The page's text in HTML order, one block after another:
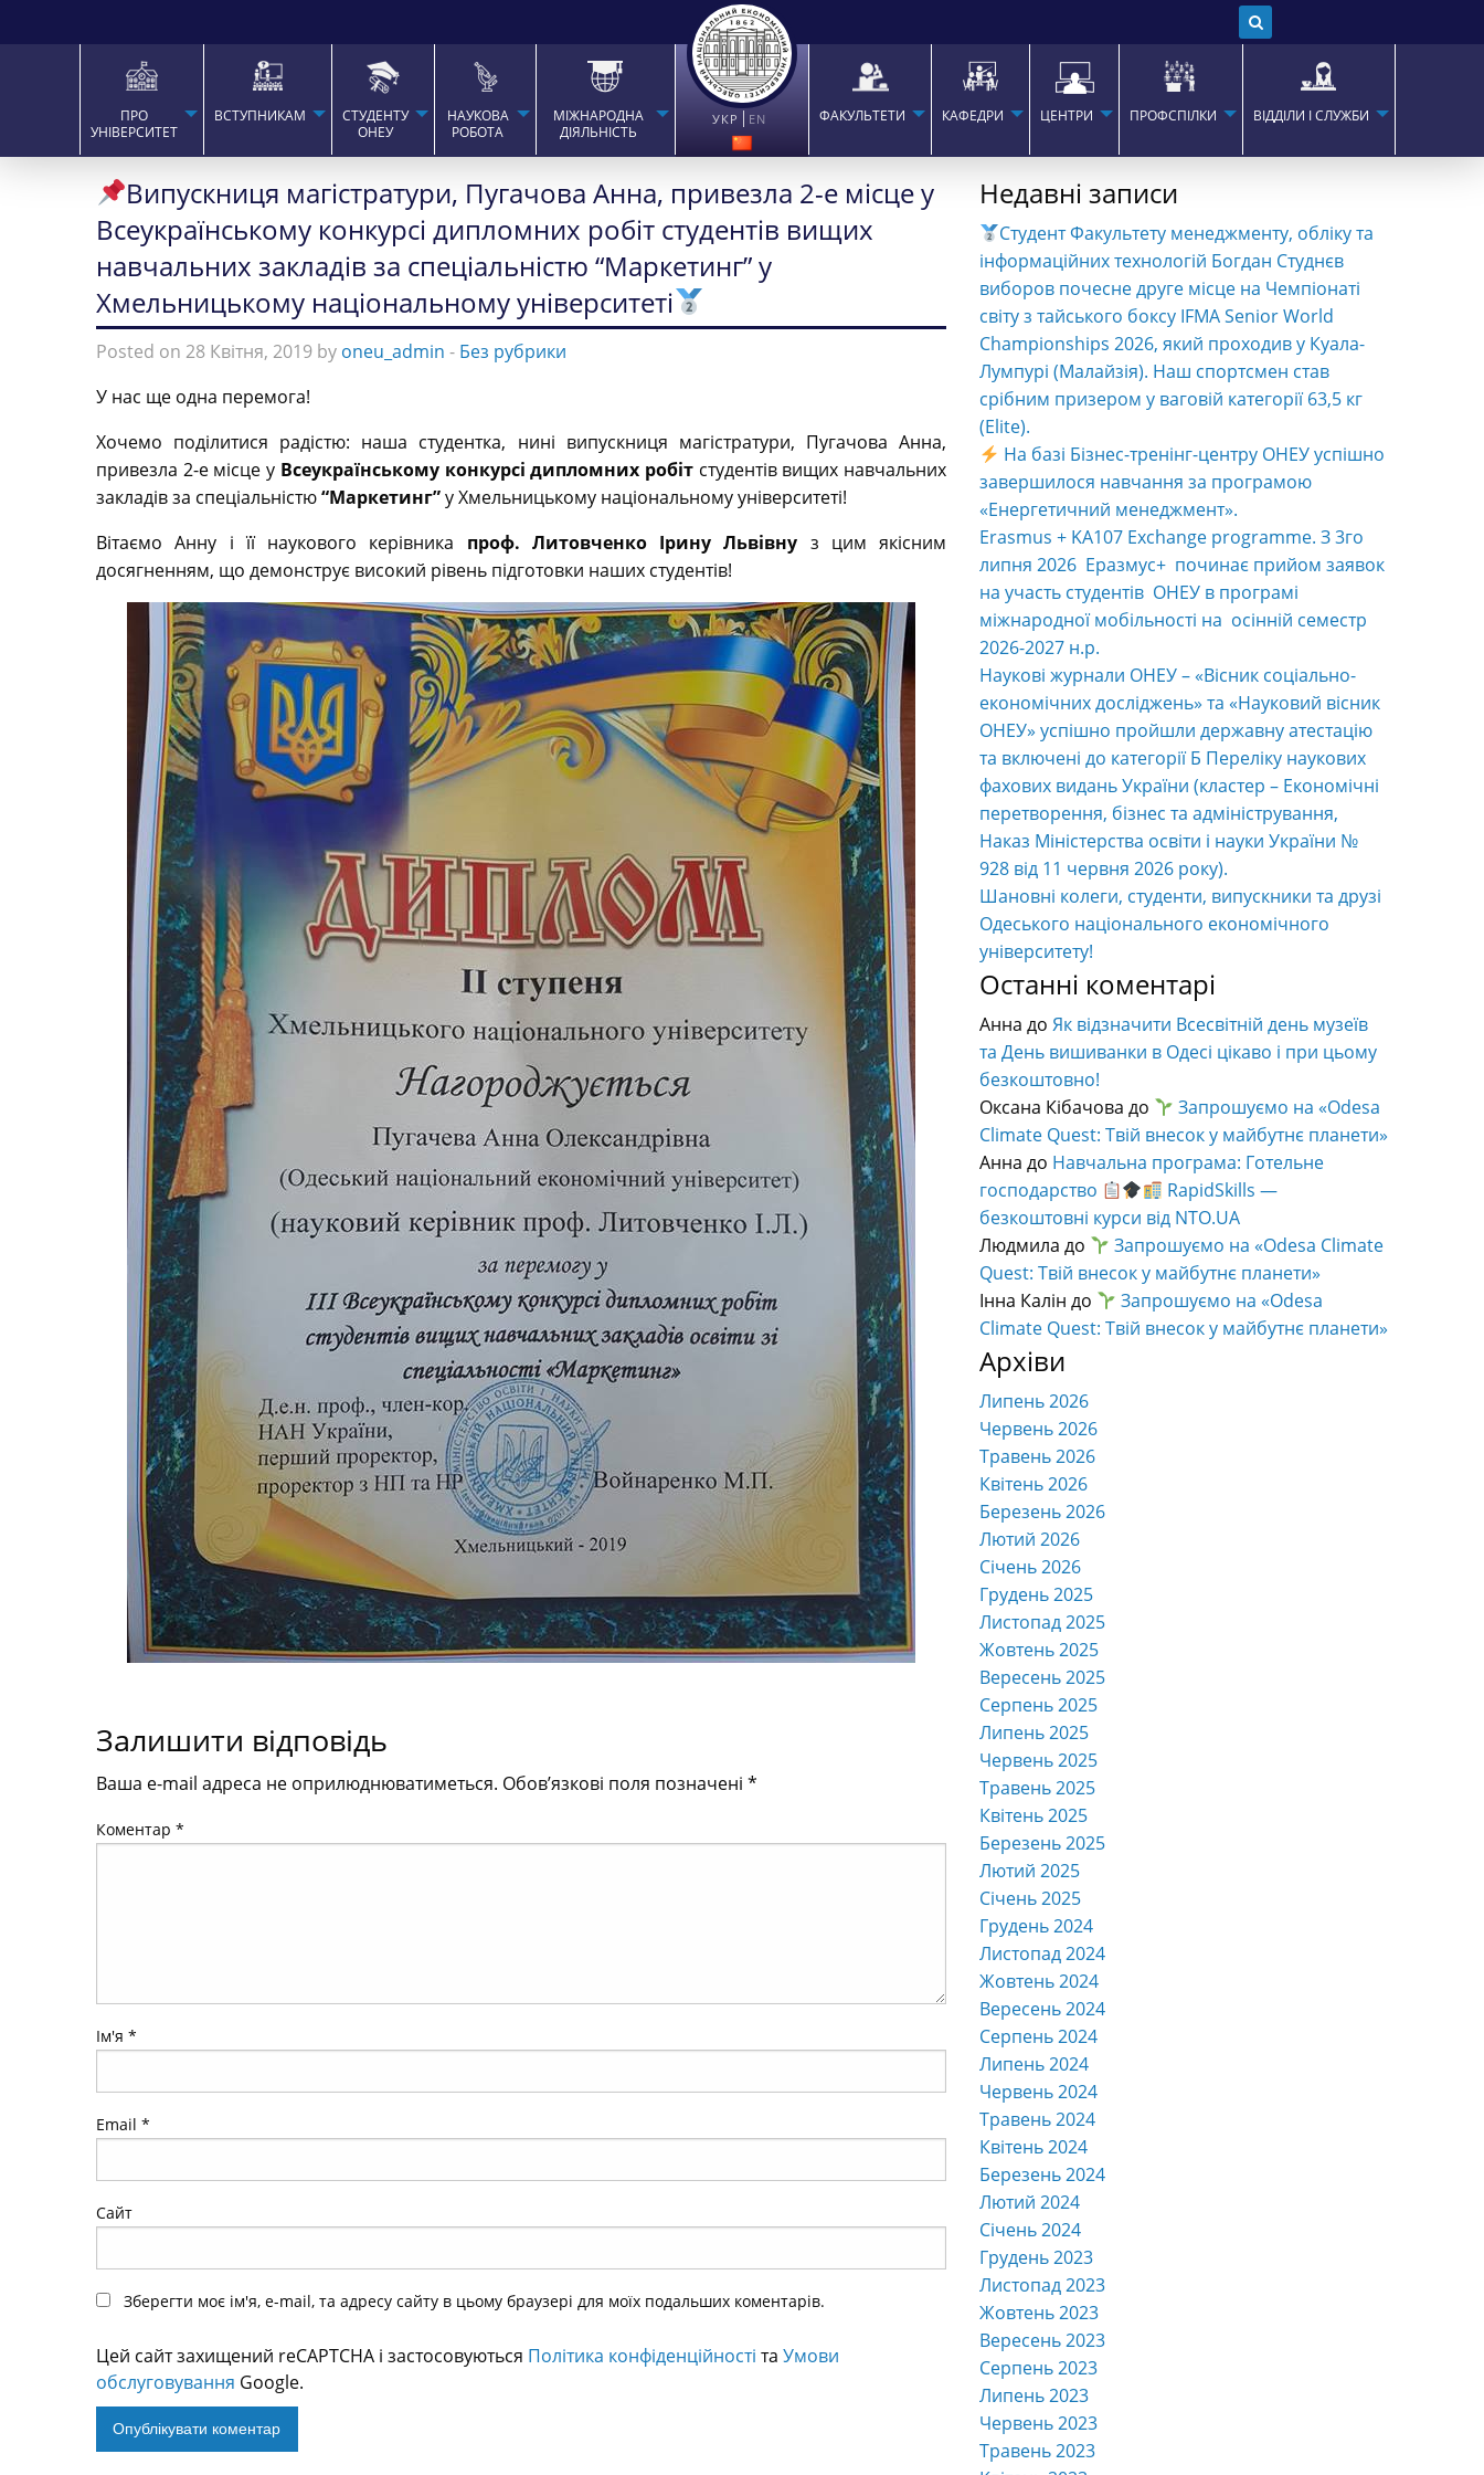
ПРО
УНІВЕРСИТЕТ
ВСТУПНИКАМ
СТУДЕНТУ
ОНЕУ
НАУКОВА
РОБОТА
МІЖНАРОДНА
ДІЯЛЬНІСТЬ
УКР EN ФАКУЛЬТЕТИ КАФЕДРИ ЦЕНТРИ ПРОФСПІЛКИ ВІДДІЛИ І СЛУЖБИ
Випускниця магістратури, Пугачова Анна, привезла 2-е місце у
Всеукраїнському конкурсі дипломних робіт студентів вищих
навчальних закладів за спеціальністю “Маркетинг” у
Хмельницькому національному університеті
Posted on 28 Квітня, 2019 by oneu_admin - Без рубрики
У нас ще одна перемога!
Хочемо поділитися радістю: наша студентка, нині випускниця магістратури, Пугачова Анна,
привезла 2-е місце у Всеукраїнському конкурсі дипломних робітстудентів вищих навчальних
закладів за спеціальністю“Маркетинг”у Хмельницькому національному університеті!
Вітаємо Анну і її наукового керівника проф. Литовченко Ірину Львівну з цим якісним
досягненням, що демонструє високий рівень підготовки наших студентів!
Залишити відповідь
Ваша e-mail адреса не оприлюднюватиметься. Обов’язкові поля позначені *
Коментар *
Ім'я *
Email *
Сайт
Зберегти моє ім'я, e-mail, та адресу сайту в цьому браузері для моїх подальших коментарів.
Цей сайт захищений reCAPTCHA і застосовуються Політика конфіденційності та Умови
обслуговування Google.
Недавні записи
Студент Факультету менеджменту, обліку та
інформаційних технологій Богдан Студнєв
виборов почесне друге місце на Чемпіонаті
світу з тайського боксу IFMA Senior World
Championships 2026, який проходив у Куала-
Лумпурі (Малайзія). Наш спортсмен став
срібним призером у ваговій категорії 63,5 кг
(Elite).
На базі Бізнес-тренінг-центру ОНЕУ успішно
завершилося навчання за програмою
«Енергетичний менеджмент».
Erasmus + KA107 Exchange programme. З 3го
липня 2026 Еразмус+ починає прийом заявок
на участь студентів ОНЕУ в програмі
міжнародної мобільності на осінній семестр
2026-2027 н.р.
Наукові журнали ОНЕУ – «Вісник соціально-
економічних досліджень» та «Науковий вісник
ОНЕУ» успішно пройшли державну атестацію
та включені до категорії Б Переліку наукових
фахових видань України (кластер – Економічні
перетворення, бізнес та адміністрування,
Наказ Міністерства освіти і науки України №
928 від 11 червня 2026 року).
Шановні колеги, студенти, випускники та друзі
Одеського національного економічного
університету!
Останні коментарі
Анна доЯк відзначити Всесвітній день музеїв
та День вишиванки в Одесі цікаво і при цьому
безкоштовно!
Оксана Кібачова до
Запрошуємо на «Odesa
Climate Quest: Твій внесок у майбутнє планети»
Анна до Навчальна програма: Готельне
господарство
RapidSkills —
безкоштовні курси від NTO.UA
Людмила до
Запрошуємо на «Odesa Climate
Quest: Твій внесок у майбутнє планети»
Інна Калін до
Запрошуємо на «Odesa
Climate Quest: Твій внесок у майбутнє планети»
Архіви
Липень 2026
Червень 2026
Травень 2026
Квітень 2026
Березень 2026
Лютий 2026
Січень 2026
Грудень 2025
Листопад 2025
Жовтень 2025
Вересень 2025
Серпень 2025
Липень 2025
Червень 2025
Травень 2025
Квітень 2025
Березень 2025
Лютий 2025
Січень 2025
Грудень 2024
Листопад 2024
Жовтень 2024
Вересень 2024
Серпень 2024
Липень 2024
Червень 2024
Травень 2024
Квітень 2024
Березень 2024
Лютий 2024
Січень 2024
Грудень 2023
Листопад 2023
Жовтень 2023
Вересень 2023
Серпень 2023
Липень 2023
Червень 2023
Травень 2023